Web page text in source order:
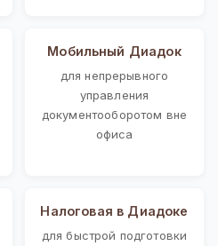
Мобильный Диадок
для непрерывного
управления
документооборотом вне
офиса
Налоговая в Диадоке
для быстрой подготовки